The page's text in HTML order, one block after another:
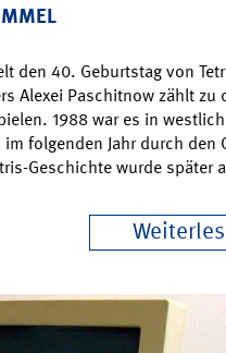
den 40. Geburtstag von
Alexei Paschitnow zählt zu
1988 war es in
folgenden Jahr durch den
Geschichte wurde später